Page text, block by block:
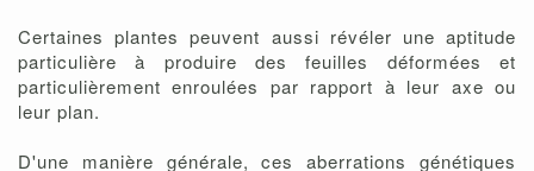
Certaines plantes peuvent aussi révéler une aptitude
particulière à produire des feuilles déformées et
particulièrement enroulées par rapport à leur axe ou
leur plan.
D'une manière générale, ces aberrations génétiques